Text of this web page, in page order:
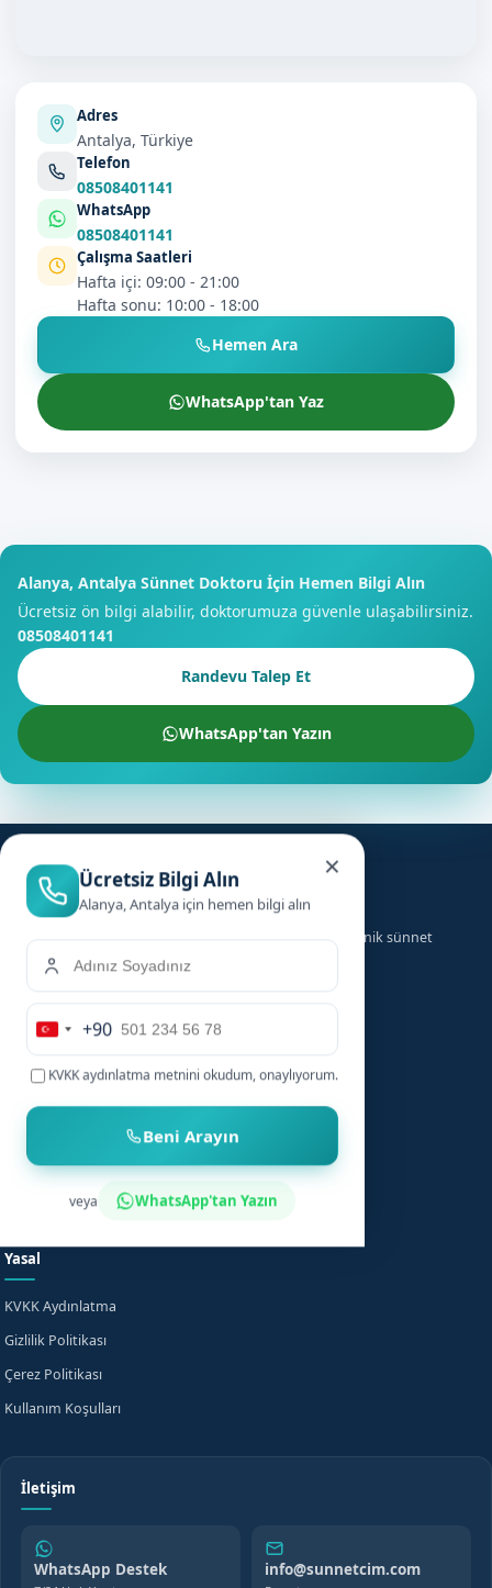
Adres
Antalya, Türkiye
Telefon
08508401141
WhatsApp
08508401141
Çalışma Saatleri
Hafta içi: 09:00 - 21:00
Hafta sonu: 10:00 - 18:00
Hemen Ara
WhatsApp'tan Yaz
Alanya, Antalya Sünnet Doktoru İçin Hemen Bilgi Alın
Ücretsiz ön bilgi alabilir, doktorumuza güvenle ulaşabilirsiniz.
08508401141
Randevu Talep Et
WhatsApp'tan Yazın
×
Ücretsiz Bilgi Alın
Alanya, Antalya için hemen bilgi alın
Turkey
+90
KVKK aydınlatma metnini okudum, onaylıyorum.
Beni Arayın
WhatsApp'tan Yazın
Türkiye genelinde ailelere güvenilir, hızlı ve hijyenik sünnet
hizmeti sunuyoruz.
Hizmetler
Bebek Sünneti
Çocuk Sünneti
Sünnet Sonrası Bakım
Fiyat Bilgisi
Evde Sünnet
Anasayfa
Şehirler
Bilgi Merkezi
SSS
Yasal
KVKK Aydınlatma
Gizlilik Politikası
Çerez Politikası
Kullanım Koşulları
İletişim
WhatsApp Destek info@sunnetcim.com